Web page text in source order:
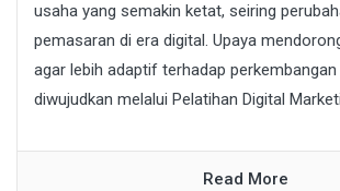
usaha yang semakin ketat, seiring
pemasaran di era digital. Upaya
agar lebih adaptif terhadap
diwujudkan melalui Pelatihan Digital
Read More